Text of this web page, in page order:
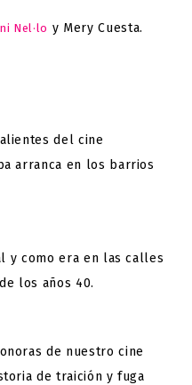
Nel·lo y Mery Cuesta.
del cine
arranca en los barrios
y como era en las calles
los años 40.
de nuestro cine
de traición y fuga